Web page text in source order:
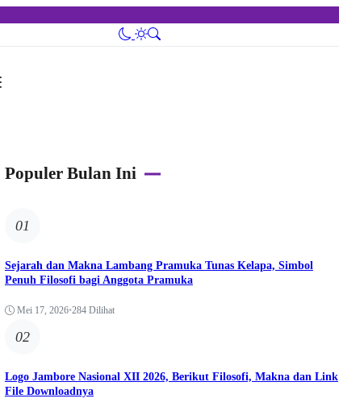
Populer Bulan Ini
01
Sejarah dan Makna Lambang Pramuka Tunas Kelapa, Simbol
Penuh Filosofi bagi Anggota Pramuka
Mei 17, 2026•284 Dilihat
02
Logo Jambore Nasional XII 2026, Berikut Filosofi, Makna dan Link
File Downloadnya